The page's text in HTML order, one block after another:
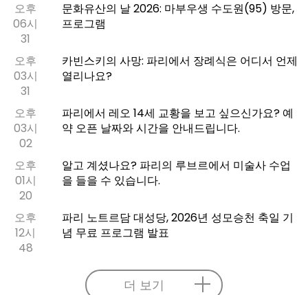
오후
06시
31
문화유산의 날 2026: 마부우생 수도원(95) 방문,
프로그램
오후
03시
31
카빈스키의 사망: 파리에서 장례식은 어디서 언제
열리나요?
오후
03시
02
파리에서 레오 14세 교황을 보고 싶으신가요? 예
약 오픈 날짜와 시간을 안내드립니다.
오후
01시
20
알고 계셨나요? 파리의 루브르에서 미술사 수업
을 들을 수 있습니다.
오후
12시
48
파리 노트르담 대성당, 2026년 성모승천 축일 기
념 무료 프로그램 발표
더 보기